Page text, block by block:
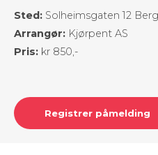
Sted: Solheimsgaten 12
Arrangør: Kjørpent AS
Pris: kr 850,-
Registrer påmelding